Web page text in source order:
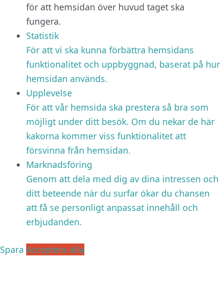
för att hemsidan över huvud taget ska
fungera.
Statistik
För att vi ska kunna förbättra hemsidans
funktionalitet och uppbyggnad, baserat på hur
hemsidan används.
Upplevelse
För att vår hemsida ska prestera så bra som
möjligt under ditt besök. Om du nekar de här
kakorna kommer viss funktionalitet att
försvinna från hemsidan.
Marknadsföring
Genom att dela med dig av dina intressen och
ditt beteende när du surfar ökar du chansen
att få se personligt anpassat innehåll och
erbjudanden.
Spara Acceptera alla